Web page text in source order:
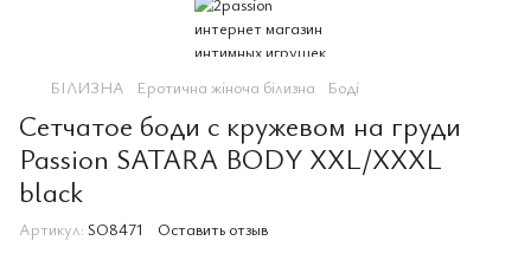
БІЛИЗНА Еротична жіноча білизна Боді
Сетчатое боди с кружевом на груди
Passion SATARA BODY XXL/XXXL
black
Артикул: SO8471 Оставить отзыв